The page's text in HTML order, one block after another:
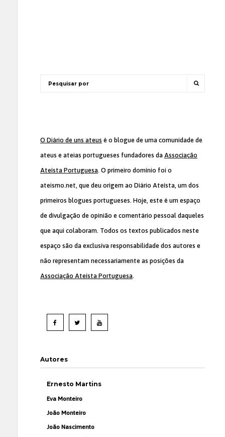
O Diário de uns ateus é o blogue de uma comunidade de
ateus e ateias portugueses fundadores da Associação
Ateísta Portuguesa. O primeiro domínio foi o
ateismo.net, que deu origem ao Diário Ateísta, um dos
primeiros blogues portugueses. Hoje, este é um espaço
de divulgação de opinião e comentário pessoal daqueles
que aqui colaboram. Todos os textos publicados neste
espaço são da exclusiva responsabilidade dos autores e
não representam necessariamente as posições da
Associação Ateísta Portuguesa.
Autores
Ernesto Martins
Eva Monteiro
João Monteiro
João Nascimento